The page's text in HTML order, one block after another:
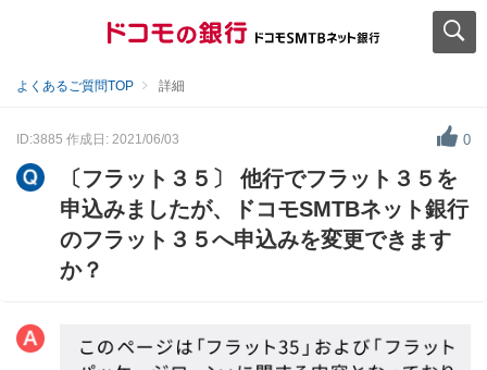
よくあるご質問TOP 詳細
ID:3885 作成日: 2021/06/03 0
〔フラット３５〕 他行でフラット３５を
申込みましたが、ドコモSMTBネット銀行
のフラット３５へ申込みを変更できます
か？